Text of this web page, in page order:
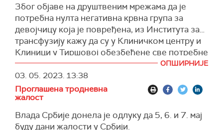
Због објаве на друштвеним мрежама да је
потребна нулта негативна крвна група за
девојчицу која је повређена, из Института за
трансфузију кажу да су у Клиничком центру и
Клиници у Тиршовој обезбеђене све потребне
крвне групе и да нема потребе за апелом на
родитеље да долазе и дају крв јер се стварају
непотребне гужве.
ОПШИРНИЈЕ
03. 05. 2023. 13:38
Проглашена тродневна
жалост
Влада Србије донела је одлуку да 5, 6. и 7. мај
буду дани жалости у Србији.